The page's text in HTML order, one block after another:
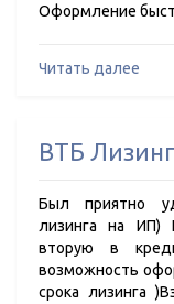
Оформление
Читать далее
ВТБ Лизинг
Был приятно
лизинга на ИП)
вторую в
возможность
срока лизинга